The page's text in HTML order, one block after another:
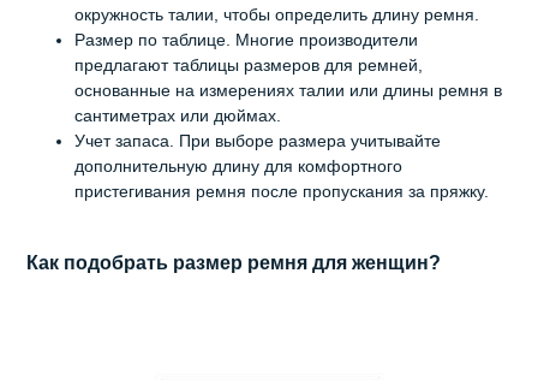
окружность талии, чтобы определить длину ремня.
Размер по таблице. Многие производители
предлагают таблицы размеров для ремней,
основанные на измерениях талии или длины ремня в
сантиметрах или дюймах.
Учет запаса. При выборе размера учитывайте
дополнительную длину для комфортного
пристегивания ремня после пропускания за пряжку.
Как подобрать размер ремня для женщин?